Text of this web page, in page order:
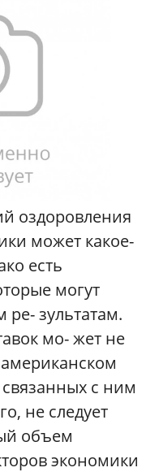
оздоровления
может какое-
есть
могут
зультатам.
мо- жет не
с ним
не следует
объем
экономики